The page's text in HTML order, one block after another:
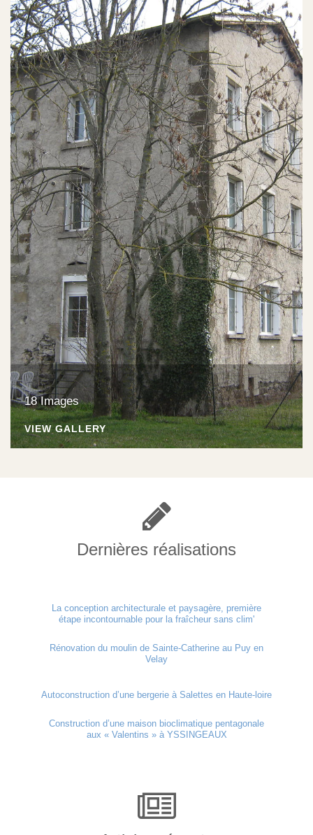
18 Images
VIEW GALLERY
Dernières réalisations
La conception architecturale et paysagère, première
étape incontournable pour la fraîcheur sans clim'
Rénovation du moulin de Sainte-Catherine au Puy en
Velay
Autoconstruction d’une bergerie à Salettes en Haute-loire
Construction d’une maison bioclimatique pentagonale
aux « Valentins » à YSSINGEAUX